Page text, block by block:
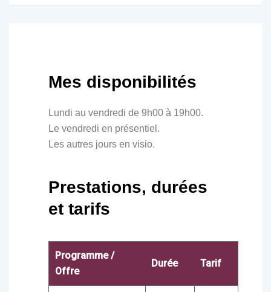
Mes disponibilités
Lundi au vendredi de 9h00 à 19h00.
Le vendredi en présentiel.
Les autres jours en visio.
Prestations, durées
et tarifs
Programme /
Offre
Durée Tarif